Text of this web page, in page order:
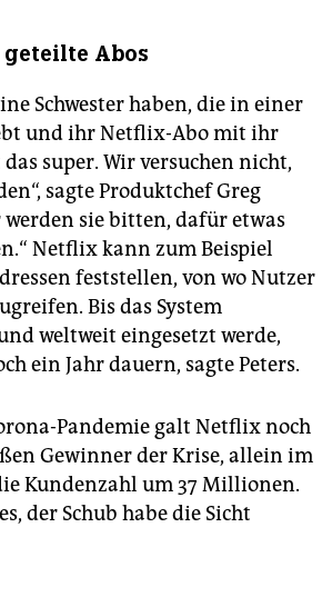
Abos
Schwester haben, die in einer
und ihr Netflix-Abo mit ihr
super. Wir versuchen nicht,
sagte Produktchef Greg
werden sie bitten, dafür etwas
Netflix kann zum Beispiel
feststellen, von wo Nutzer
Bis das System
weltweit eingesetzt werde,
ein Jahr dauern, sagte Peters.
Pandemie galt Netflix noch
Gewinner der Krise, allein im
Kundenzahl um 37 Millionen.
der Schub habe die Sicht